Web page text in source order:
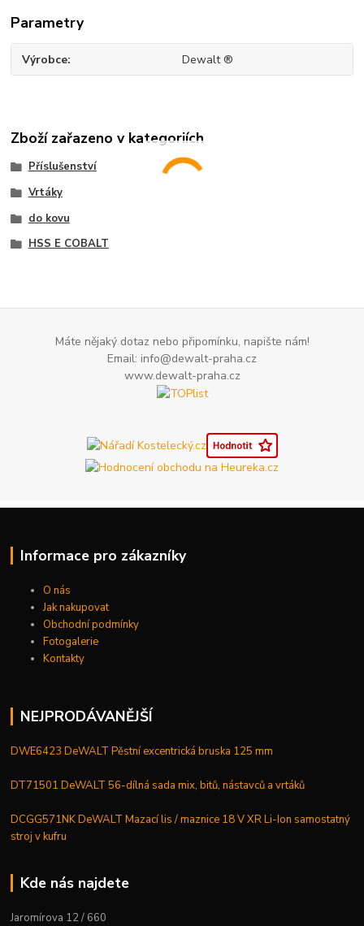
Parametry
Výrobce Dewalt ®
Zboží zařazeno v kategoriích
Příslušenství
Vrtáky
do kovu
HSS E COBALT
Máte nějaký dotaz nebo připomínku, napište nám!
Email: info@dewalt-praha.cz
www.dewalt-praha.cz
Informace pro zákazníky
O nás
Jak nakupovat
Obchodní podmínky
Fotogalerie
Kontakty
NEJPRODÁVANĚJŠÍ
DWE6423 DeWALT Pěstní excentrická bruska 125 mm
DT71501 DeWALT 56-dílná sada mix, bitů, nástavců a vrtáků
DCGG571NK DeWALT Mazací lis / maznice 18 V XR Li-Ion samostatný
stroj v kufru
Kde nás najdete
Jaromírova 12 / 660